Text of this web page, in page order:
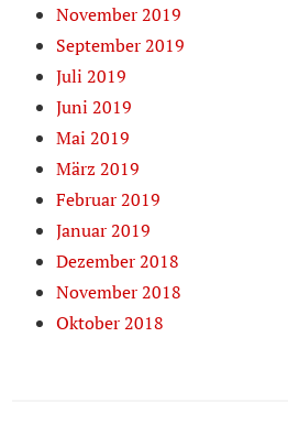
November 2019
September 2019
Juli 2019
Juni 2019
Mai 2019
März 2019
Februar 2019
Januar 2019
Dezember 2018
November 2018
Oktober 2018